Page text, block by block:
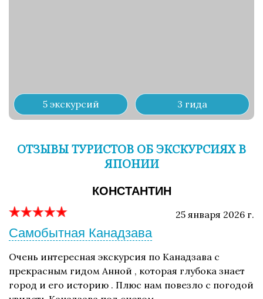
5 экскурсий 3 гида
ОТЗЫВЫ ТУРИСТОВ ОБ ЭКСКУРСИЯХ В
ЯПОНИИ
КОНСТАНТИН
25 января 2026 г.
Самобытная Канадзава
Очень интересная экскурсия по Канадзава с
прекрасным гидом Анной , которая глубока знает
город и его историю . Плюс нам повезло с погодой